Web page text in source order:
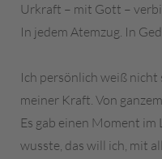
Urkraft – mit Gott –
In jedem Atemzug. In
Ich persönlich weiß nicht
meiner Kraft. Von
Es gab einen Moment im
wusste, das will ich, mit